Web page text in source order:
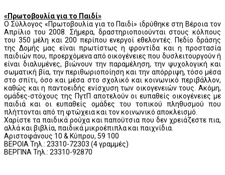
«Πρωτοβουλία για το Παιδί»
O Σύλλογος «Πρωτοβουλία για το Παιδί» ιδρύθηκε στη Βέροια τον
Απρίλιο του 2008. Σήμερα, δραστηριοποιούνται στους κόλπους
του 350 μέλη και 200 περίπου ενεργοί εθελοντές. Πεδίο δράσης
της Δομής μας είναι πρωτίστως η φροντίδα και η προστασία
παιδιών που, προερχόμενα από οικογένειες που δυσλειτουργούν ή
είναι διαλυμένες, βιώνουν την παραμέληση, την ψυχολογική και
σωματική βία, την περιθωριοποίηση και την απόρριψη, τόσο μέσα
στο σπίτι, όσο και μέσα στο σχολικό και κοινωνικό περιβάλλον,
καθώς και η παντοειδής ενίσχυση των οικογενειών τους. Ακόμη,
ομάδες-στόχους της ΠγτΠ αποτελούν οι ευπαθείς οικογένειες με
παιδιά και οι ευπαθείς ομάδες του τοπικού πληθυσμού που
πλήττονται από τη φτώχεια και τον κοινωνικό αποκλεισμό.
Χαρίστε τα παιδικά ρούχα και παπούτσια που δεν χρειάζεστε πια,
αλλά και βιβλία, παιδικά μικροέπιπλα και παιχνίδια.
Αριστοφάνους 10 & Κύπρου, 59 100
ΒΕΡΟΙΑ Τηλ.: 23310-72303 (4 γραμμές)
ΒΕΡΓΙΝΑ Τηλ.: 23310-92870